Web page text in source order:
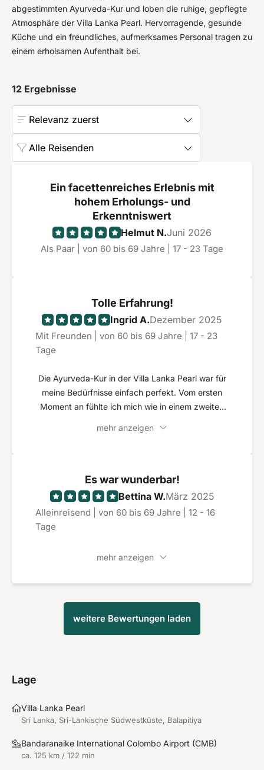
abgestimmten Ayurveda-Kur und loben die ruhige, gepflegte
Atmosphäre der Villa Lanka Pearl. Hervorragende, gesunde
Küche und ein freundliches, aufmerksames Personal tragen zu
einem erholsamen Aufenthalt bei.
12 Ergebnisse
Relevanz zuerst
Alle Reisenden
Ein facettenreiches Erlebnis mit
hohem Erholungs- und
Erkenntniswert
Helmut N.Juni 2026
Als Paar | von 60 bis 69 Jahre | 17 - 23 Tage
Tolle Erfahrung!
Ingrid A.Dezember 2025
Mit Freunden | von 60 bis 69 Jahre | 17 - 23
Tage
Die Ayurveda-Kur in der Villa Lanka Pearl war für
meine Bedürfnisse einfach perfekt. Vom ersten
Moment an fühlte ich mich wie in einem zweiten
eingebettet in einen gepflegten Garten und strahlt
eigenen Terrasse – ideal zum Entspannen. Die
Anwendungen waren äußerst professionell und
wurden individuell auf meine Wünsche
abgestimmt. Besonders positiv empfand ich, dass
die Ärztinnen jederzeit ansprechbar waren und
reagierten. Ein großes Lob gilt auch der Küche:
hervorragend. Zusammenfassend: Eine rundum
wunderbare Erfahrung mit außergewöhnlich
hohem Erholungs- und Entspannungsfaktor.
mehr anzeigen
Es war wunderbar!
Bettina W.März 2025
Alleinreisend | von 60 bis 69 Jahre | 12 - 16
Tage
mehr anzeigen
weitere Bewertungen laden
Lage
Villa Lanka Pearl
Sri Lanka, Sri-Lankische Südwestküste, Balapitiya
Bandaranaike International Colombo Airport (CMB)
ca. 125 km / 122 min